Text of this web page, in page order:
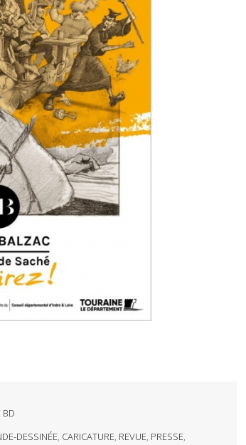
BD
DESSINÉE, CARICATURE, REVUE, PRESSE,